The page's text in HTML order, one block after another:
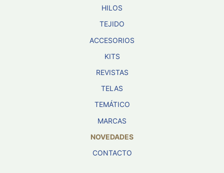
HILOS
TEJIDO
ACCESORIOS
KITS
REVISTAS
TELAS
TEMÁTICO
MARCAS
NOVEDADES
CONTACTO